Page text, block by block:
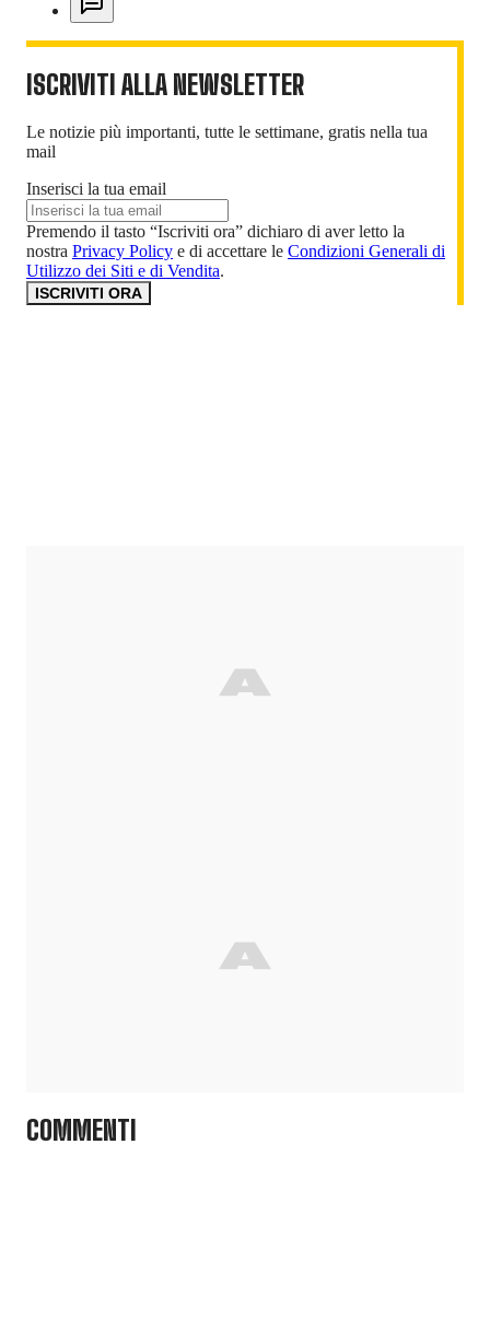
ISCRIVITI ALLA NEWSLETTER
Le notizie più importanti, tutte le settimane, gratis nella tua
mail
Inserisci la tua email
Premendo il tasto “Iscriviti ora” dichiaro di aver letto la
nostra Privacy Policy e di accettare le Condizioni Generali di
Utilizzo dei Siti e di Vendita.
ISCRIVITI ORA
COMMENTI